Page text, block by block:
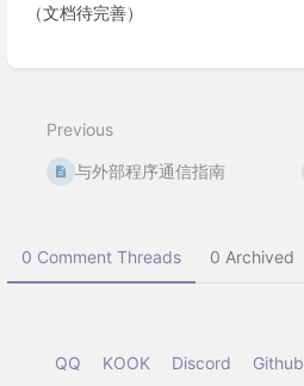
（文档待完善）
mode
Previous
与外部程序通信指南
0 Comment Threads 0 Archived
QQ KOOK Discord Github